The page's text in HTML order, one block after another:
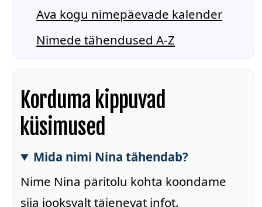
Ava kogu nimepäevade kalender
Nimede tähendused A-Z
Korduma kippuvad
küsimused
Mida nimi Nina tähendab?
Nime Nina päritolu kohta koondame
siia jooksvalt täienevat infot.